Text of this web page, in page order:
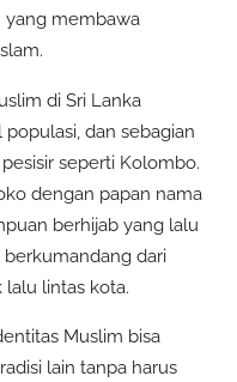
yang membawa
di Sri Lanka
dan sebagian
seperti Kolombo.
dengan papan nama
berhijab yang lalu
berkumandang dari
lalu lintas kota.
Muslim bisa
lain tanpa harus